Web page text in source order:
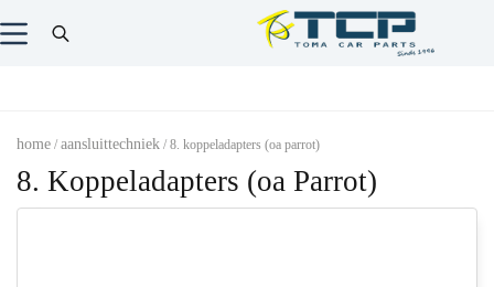
home / aansluittechniek / 8. koppeladapters (oa parrot)
8. Koppeladapters (oa Parrot)